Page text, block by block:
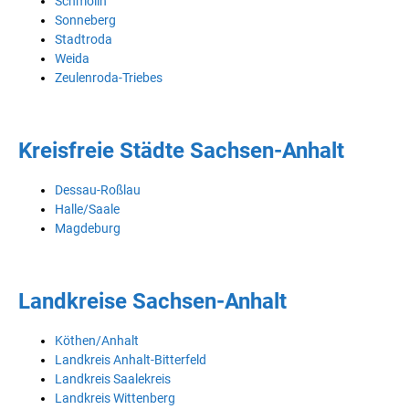
Sonneberg
Stadtroda
Weida
Zeulenroda-Triebes
Kreisfreie Städte Sachsen-Anhalt
Dessau-Roßlau
Halle/Saale
Magdeburg
Landkreise Sachsen-Anhalt
Köthen/Anhalt
Landkreis Anhalt-Bitterfeld
Landkreis Saalekreis
Landkreis Wittenberg